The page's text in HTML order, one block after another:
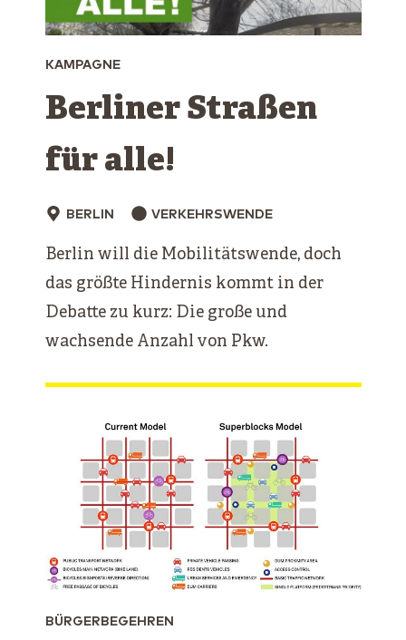
KAMPAGNE
Berliner ­Straßen
für ­alle!
BERLIN VERKEHRSWENDE
Berlin will die Mobilitätswende, doch
das größte Hindernis kommt in der
Debatte zu kurz: Die große und
wachsende Anzahl von Pkw.
BÜRGERBEGEHREN